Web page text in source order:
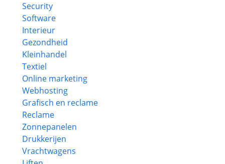
Security
Software
Interieur
Gezondheid
Kleinhandel
Textiel
Online marketing
Webhosting
Grafisch en reclame
Reclame
Zonnepanelen
Drukkerijen
Vrachtwagens